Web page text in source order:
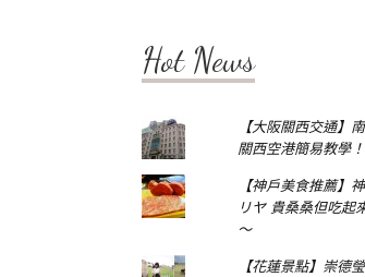
Hot News
【大阪關西交通】
關西空港簡易教學
【神戶美食推薦】
リヤ 貴桑桑但吃起
～
【花蓮景點】崇德